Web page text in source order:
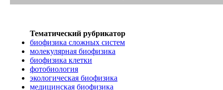
Тематический рубрикатор
биофизика сложных систем
молекулярная биофизика
биофизика клетки
фотобиология
экологическая биофизика
медицинская биофизика